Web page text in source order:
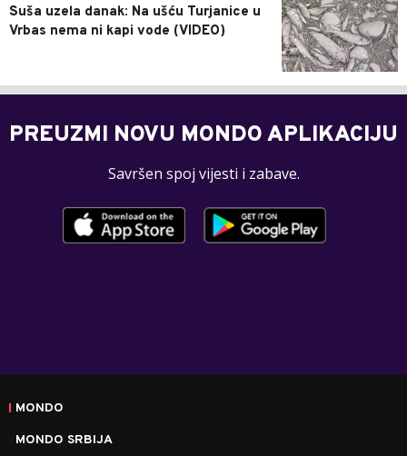
Suša uzela danak: Na ušću Turjanice u
Vrbas nema ni kapi vode (VIDEO)
PREUZMI NOVU MONDO APLIKACIJU
Savršen spoj vijesti i zabave.
MONDO
MONDO SRBIJA